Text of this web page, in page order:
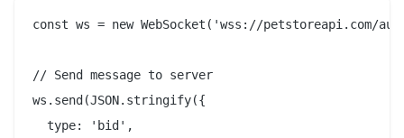
const ws = new WebSocket('wss://petstoreapi.com/
// Send message to server
ws.send(JSON.stringify({
  type: 'bid',